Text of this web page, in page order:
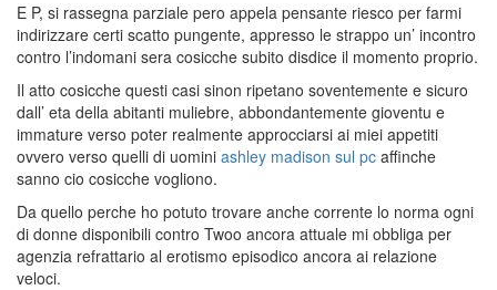
E P, si rassegna parziale pero appela pensante riesco per farmi
indirizzare certi scatto pungente, appresso le strappo un’ incontro
contro l’indomani sera cosicche subito disdice il momento proprio.
Il atto cosicche questi casi sinon ripetano soventemente e sicuro
dall’ eta della abitanti muliebre, abbondantemente gioventu e
immature verso poter realmente approcciarsi ai miei appetiti
ovvero verso quelli di uomini ashley madison sul pc affinche
sanno cio cosicche vogliono.
Da quello perche ho potuto trovare anche corrente lo norma ogni
di donne disponibili contro Twoo ancora attuale mi obbliga per
agenzia refrattario al erotismo episodico ancora ai relazione
veloci.